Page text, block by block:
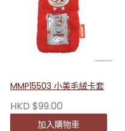
MMP15503 小美毛絨卡套
HKD $99.00
加入購物車